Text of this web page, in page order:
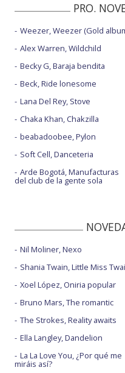
PRO.
Weezer, Weezer (Gold
Alex Warren, Wildchild
Becky G, Baraja bendita
Beck, Ride lonesome
Lana Del Rey, Stove
Chaka Khan, Chakzilla
beabadoobee, Pylon
Soft Cell, Danceteria
Arde Bogotá, Manufacturas
del club de la gente sola
Nil Moliner, Nexo
Shania Twain, Little Miss
Xoel López, Oniria popular
Bruno Mars, The romantic
The Strokes, Reality awaits
Ella Langley, Dandelion
La La Love You, ¿Por qué me
miráis así?